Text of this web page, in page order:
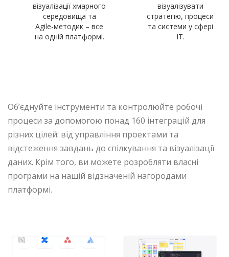
візуалізації хмарного
середовища та
Agile-методик – все
на одній платформі.
візуалізувати
стратегію, процеси
та системи у сфері
IT.
Об’єднуйте інструменти та контролюйте робочі
процеси за допомогою понад 160 інтеграцій для
різних цілей: від управління проектами та
відстеження завдань до спілкування та візуалізації
даних. Крім того, ви можете розробляти власні
програми на нашій відзначеній нагородами
платформі.